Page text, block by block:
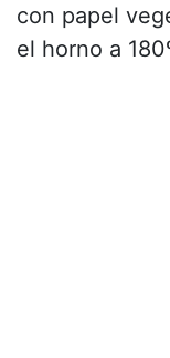
con papel
el horno a